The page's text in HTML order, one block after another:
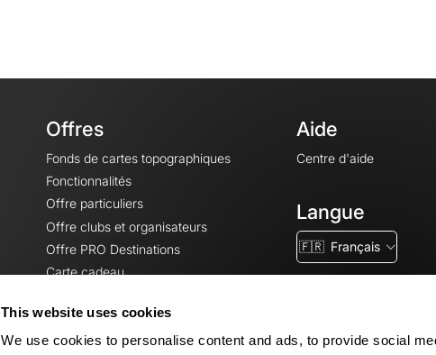
This website uses cookies
We use cookies to personalise content and ads, to provide social
Offres
Fonds de cartes topographiques
Fonctionnalités
Offre particuliers
Offre clubs et organisateurs
Offre PRO Destinations
Carte cadeau
Aide
Centre d'aide
Langue
🇫🇷 Français